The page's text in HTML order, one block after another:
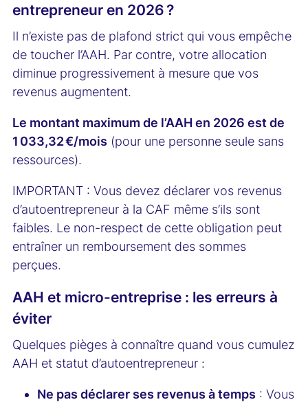
entrepreneur en 2026 ?
Il n’existe pas de plafond strict qui vous empêche
de toucher l’AAH. Par contre, votre allocation
diminue progressivement à mesure que vos
revenus augmentent.
Le montant maximum de l’AAH en 2026 est de
1 033,32 €/mois (pour une personne seule sans
ressources).
IMPORTANT : Vous devez déclarer vos revenus
d’autoentrepreneur à la CAF même s’ils sont
faibles. Le non-respect de cette obligation peut
entraîner un remboursement des sommes
perçues.
AAH et micro-entreprise : les erreurs à
éviter
Quelques pièges à connaître quand vous cumulez
AAH et statut d’autoentrepreneur :
Ne pas déclarer ses revenus à temps : Vous